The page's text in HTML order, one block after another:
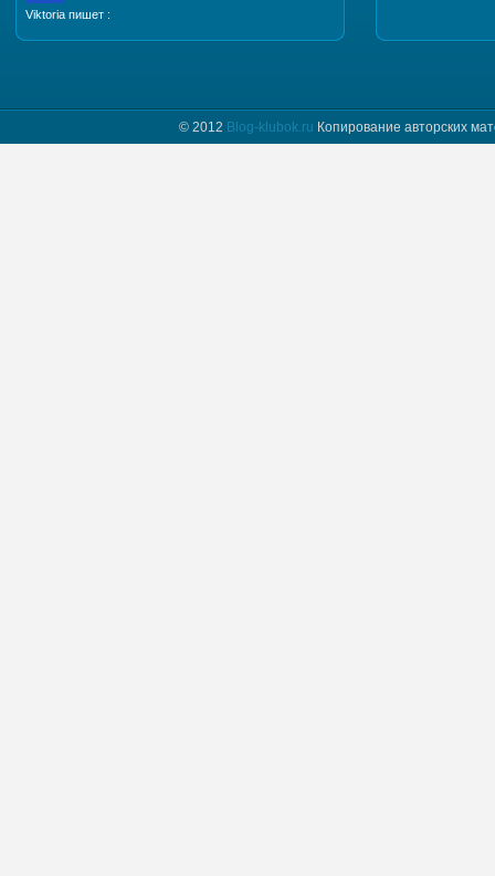
Viktoria пишет :
Добрый день. Пришлите, пожалуйста мастер класс
© 2012 Blog-klubok.ru Копирование авторских